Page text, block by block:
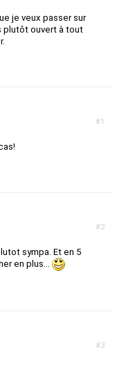
je veux passer sur
plutôt ouvert à tout
#1
#2
sympa. Et en 5
en plus...
#3